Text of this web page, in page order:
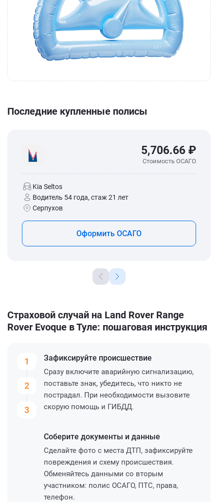
Последние купленные полисы
5,706.66 ₽
Стоимость ОСАГО
Kia Seltos
Водитель 54 года, стаж 21 лет
Серпухов
Оформить ОСАГО
Страховой случай на Land Rover Range
Rover Evoque в Туле: пошаговая инструкция
1
2
3
Зафиксируйте происшествие
Сразу включите аварийную сигнализацию,
поставьте знак, убедитесь, что никто не
пострадал. При необходимости вызовите
скорую помощь и ГИБДД.
Соберите документы и данные
Сделайте фото с места ДТП, зафиксируйте
повреждения и схему происшествия.
Обменяйтесь данными со вторым
участником: полис ОСАГО, ПТС, права,
телефон.